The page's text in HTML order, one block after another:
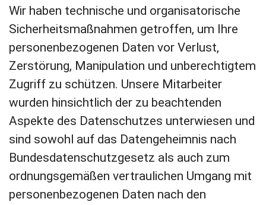
Wir haben technische und organisatorische
Sicherheitsmaßnahmen getroffen, um Ihre
personenbezogenen Daten vor Verlust,
Zerstörung, Manipulation und unberechtigtem
Zugriff zu schützen. Unsere Mitarbeiter
wurden hinsichtlich der zu beachtenden
Aspekte des Datenschutzes unterwiesen und
sind sowohl auf das Datengeheimnis nach
Bundesdatenschutzgesetz als auch zum
ordnungsgemäßen vertraulichen Umgang mit
personenbezogenen Daten nach den